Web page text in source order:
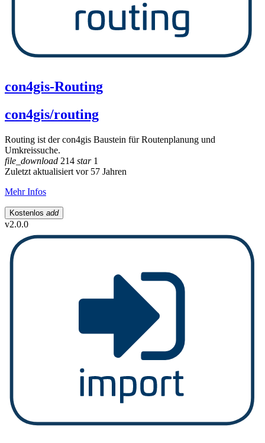
con4gis-Routing
con4gis/routing
Routing ist der con4gis Baustein für Routenplanung und
Umkreissuche.
file_download 214 star1
Zuletzt aktualisiert vor 57 Jahren
Mehr Infos
Kostenlos add
v2.0.0